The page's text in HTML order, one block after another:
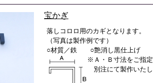
宝かぎ
落しコロロ用のカギとなります。
（写真は製作例です）
○材質／鉄 ○艶消し黒仕上げ
※Ａ・Ｂ寸法をご指定
別注にて製作いたし